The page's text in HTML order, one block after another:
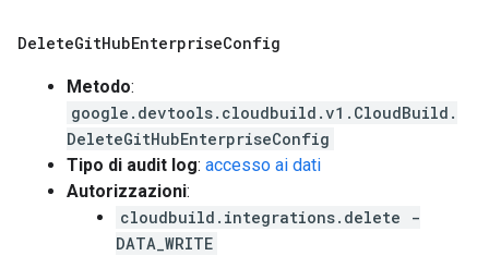
DeleteGitHubEnterpriseConfig
Metodo:
google.devtools.cloudbuild.v1.CloudBuild.
DeleteGitHubEnterpriseConfig
Tipo di audit log: accesso ai dati
Autorizzazioni:
cloudbuild.integrations.delete -
DATA_WRITE